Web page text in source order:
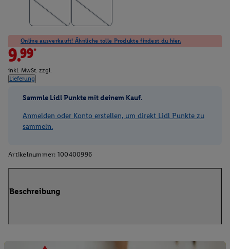
Online ausverkauft! Ähnliche tolle Produkte findest du hier.
9.99*
inkl. MwSt. zzgl.
Lieferung
Sammle Lidl Punkte mit deinem Kauf.
Anmelden oder Konto erstellen, um direkt Lidl Punkte zu
sammeln.
Artikelnummer: 100400996
Beschreibung